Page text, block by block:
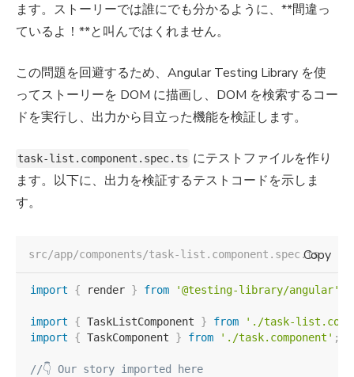
ます。ストーリーでは誰にでも分かるように、**間違っ
ているよ！**と叫んではくれません。
この問題を回避するため、Angular Testing Library を使
ってストーリーを DOM に描画し、DOM を検索するコー
ドを実行し、出力から目立った機能を検証します。
task-list.component.spec.ts にテストファイルを作り
ます。以下に、出力を検証するテストコードを示しま
す。
Copy
src/app/components/task-list.component.spec.ts
import { render } from '@testing-library/angular'
import { TaskListComponent } from
'./task-
import
{ TaskComponent } from './task.component' ;
//👇 Our story imported here